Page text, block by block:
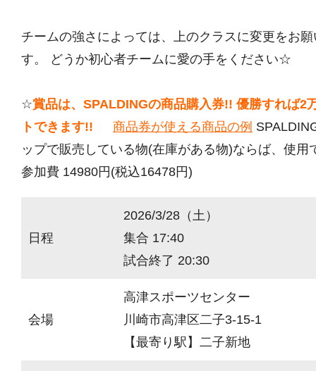
チームの強さによっては、上のクラスに変更をお
す。 どうか初心者チームに愛の手をください☆
☆賞品は、SPALDINGの商品購入券!! 優勝すれば2
トできます!!
商品券が使える商品の例
ップで販売している物(在庫がある物)ならば、使用
参加費 14980円(税込16478円)
日程
2026/3/28（土）
集合 17:40
試合終了 20:30
会場
高津スポーツセンター
川崎市高津区二子3-15-1
【最寄り駅】二子新地